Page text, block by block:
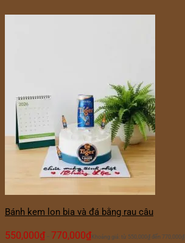
Bánh kem lon bia và đá bằng rau câu
550,000₫ – 770,000₫ Khoảng giá: từ 550,000₫ đến 770,000₫